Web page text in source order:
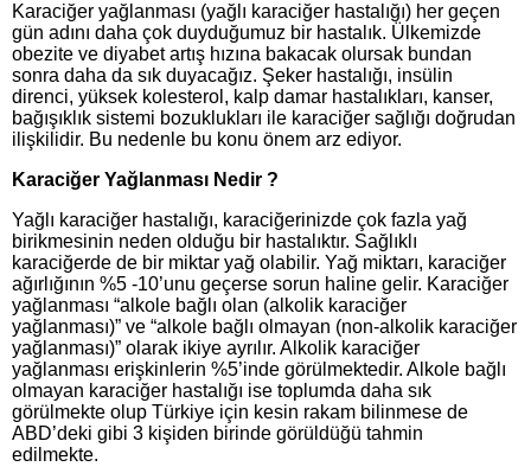
Karaciğer yağlanması (yağlı karaciğer hastalığı) her geçen
gün adını daha çok duyduğumuz bir hastalık. Ülkemizde
obezite ve diyabet artış hızına bakacak olursak bundan
sonra daha da sık duyacağız. Şeker hastalığı, insülin
direnci, yüksek kolesterol, kalp damar hastalıkları, kanser,
bağışıklık sistemi bozuklukları ile karaciğer sağlığı doğrudan
ilişkilidir. Bu nedenle bu konu önem arz ediyor.
Karaciğer Yağlanması Nedir ?
Yağlı karaciğer hastalığı, karaciğerinizde çok fazla yağ
birikmesinin neden olduğu bir hastalıktır. Sağlıklı
karaciğerde de bir miktar yağ olabilir. Yağ miktarı, karaciğer
ağırlığının %5 -10’unu geçerse sorun haline gelir. Karaciğer
yağlanması “alkole bağlı olan (alkolik karaciğer
yağlanması)” ve “alkole bağlı olmayan (non-alkolik karaciğer
yağlanması)” olarak ikiye ayrılır. Alkolik karaciğer
yağlanması erişkinlerin %5’inde görülmektedir. Alkole bağlı
olmayan karaciğer hastalığı ise toplumda daha sık
görülmekte olup Türkiye için kesin rakam bilinmese de
ABD’deki gibi 3 kişiden birinde görüldüğü tahmin
edilmekte.